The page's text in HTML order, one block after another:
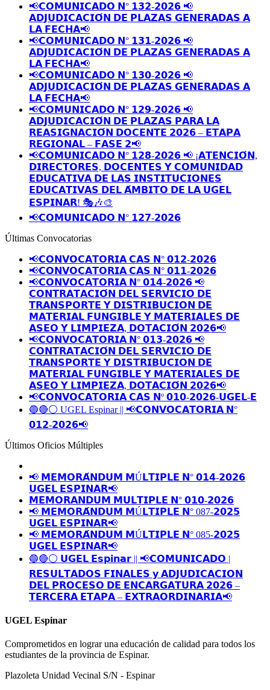
📢𝗖𝗢𝗠𝗨𝗡𝗜𝗖𝗔𝗗𝗢 𝗡° 𝟭𝟯𝟮-𝟮𝟬𝟮𝟲 📢
𝗔𝗗𝗝𝗨𝗗𝗜𝗖𝗔𝗖𝗜𝗢́𝗡 𝗗𝗘 𝗣𝗟𝗔𝗭𝗔𝗦 𝗚𝗘𝗡𝗘𝗥𝗔𝗗𝗔𝗦 𝗔
𝗟𝗔 𝗙𝗘𝗖𝗛𝗔📢
📢𝗖𝗢𝗠𝗨𝗡𝗜𝗖𝗔𝗗𝗢 𝗡° 𝟭𝟯𝟭-𝟮𝟬𝟮𝟲 📢
𝗔𝗗𝗝𝗨𝗗𝗜𝗖𝗔𝗖𝗜𝗢́𝗡 𝗗𝗘 𝗣𝗟𝗔𝗭𝗔𝗦 𝗚𝗘𝗡𝗘𝗥𝗔𝗗𝗔𝗦 𝗔
𝗟𝗔 𝗙𝗘𝗖𝗛𝗔📢
📢𝗖𝗢𝗠𝗨𝗡𝗜𝗖𝗔𝗗𝗢 𝗡° 𝟭𝟯𝟬-𝟮𝟬𝟮𝟲 📢
𝗔𝗗𝗝𝗨𝗗𝗜𝗖𝗔𝗖𝗜𝗢́𝗡 𝗗𝗘 𝗣𝗟𝗔𝗭𝗔𝗦 𝗚𝗘𝗡𝗘𝗥𝗔𝗗𝗔𝗦 𝗔
𝗟𝗔 𝗙𝗘𝗖𝗛𝗔📢
📢𝗖𝗢𝗠𝗨𝗡𝗜𝗖𝗔𝗗𝗢 𝗡° 𝟭𝟮𝟵-𝟮𝟬𝟮𝟲 📢
𝗔𝗗𝗝𝗨𝗗𝗜𝗖𝗔𝗖𝗜𝗢́𝗡 𝗗𝗘 𝗣𝗟𝗔𝗭𝗔𝗦 𝗣𝗔𝗥𝗔 𝗟𝗔
𝗥𝗘𝗔𝗦𝗜𝗚𝗡𝗔𝗖𝗜𝗢́𝗡 𝗗𝗢𝗖𝗘𝗡𝗧𝗘 𝟮𝟬𝟮𝟲 – 𝗘𝗧𝗔𝗣𝗔
𝗥𝗘𝗚𝗜𝗢𝗡𝗔𝗟 – 𝗙𝗔𝗦𝗘 𝟮📢
📢𝗖𝗢𝗠𝗨𝗡𝗜𝗖𝗔𝗗𝗢 𝗡° 𝟭𝟮𝟴-𝟮𝟬𝟮𝟲 📢 ¡𝗔𝗧𝗘𝗡𝗖𝗜𝗢́𝗡,
𝗗𝗜𝗥𝗘𝗖𝗧𝗢𝗥𝗘𝗦, 𝗗𝗢𝗖𝗘𝗡𝗧𝗘𝗦 𝗬 𝗖𝗢𝗠𝗨𝗡𝗜𝗗𝗔𝗗
𝗘𝗗𝗨𝗖𝗔𝗧𝗜𝗩𝗔 𝗗𝗘 𝗟𝗔𝗦 𝗜𝗡𝗦𝗧𝗜𝗧𝗨𝗖𝗜𝗢𝗡𝗘𝗦
𝗘𝗗𝗨𝗖𝗔𝗧𝗜𝗩𝗔𝗦 𝗗𝗘𝗟 𝗔́𝗠𝗕𝗜𝗧𝗢 𝗗𝗘 𝗟𝗔 𝗨𝗚𝗘𝗟
𝗘𝗦𝗣𝗜𝗡𝗔𝗥! 🎭🎶🎨
📢𝗖𝗢𝗠𝗨𝗡𝗜𝗖𝗔𝗗𝗢 𝗡° 𝟭𝟮𝟳-𝟮𝟬𝟮𝟲
Últimas Convocatorias
📢𝗖𝗢𝗡𝗩𝗢𝗖𝗔𝗧𝗢𝗥𝗜𝗔 𝗖𝗔𝗦 𝗡° 𝟬𝟭𝟮-𝟮𝟬𝟮𝟲
📢𝗖𝗢𝗡𝗩𝗢𝗖𝗔𝗧𝗢𝗥𝗜𝗔 𝗖𝗔𝗦 𝗡° 𝟬𝟭𝟭-𝟮𝟬𝟮𝟲
📢𝗖𝗢𝗡𝗩𝗢𝗖𝗔𝗧𝗢𝗥𝗜𝗔 𝗡° 𝟬𝟭𝟰-𝟮𝟬𝟮𝟲 📢
𝗖𝗢𝗡𝗧𝗥𝗔𝗧𝗔𝗖𝗜𝗢́𝗡 𝗗𝗘𝗟 𝗦𝗘𝗥𝗩𝗜𝗖𝗜𝗢 𝗗𝗘
𝗧𝗥𝗔𝗡𝗦𝗣𝗢𝗥𝗧𝗘 𝗬 𝗗𝗜𝗦𝗧𝗥𝗜𝗕𝗨𝗖𝗜𝗢𝗡 𝗗𝗘
𝗠𝗔𝗧𝗘𝗥𝗜𝗔𝗟 𝗙𝗨𝗡𝗚𝗜𝗕𝗟𝗘 𝗬 𝗠𝗔𝗧𝗘𝗥𝗜𝗔𝗟𝗘𝗦 𝗗𝗘
𝗔𝗦𝗘𝗢 𝗬 𝗟𝗜𝗠𝗣𝗜𝗘𝗭𝗔, 𝗗𝗢𝗧𝗔𝗖𝗜𝗢́𝗡 𝟮𝟬𝟮𝟲📢
📢𝗖𝗢𝗡𝗩𝗢𝗖𝗔𝗧𝗢𝗥𝗜𝗔 𝗡° 𝟬𝟭𝟯-𝟮𝟬𝟮𝟲 📢
𝗖𝗢𝗡𝗧𝗥𝗔𝗧𝗔𝗖𝗜𝗢́𝗡 𝗗𝗘𝗟 𝗦𝗘𝗥𝗩𝗜𝗖𝗜𝗢 𝗗𝗘
𝗧𝗥𝗔𝗡𝗦𝗣𝗢𝗥𝗧𝗘 𝗬 𝗗𝗜𝗦𝗧𝗥𝗜𝗕𝗨𝗖𝗜𝗢𝗡 𝗗𝗘
𝗠𝗔𝗧𝗘𝗥𝗜𝗔𝗟 𝗙𝗨𝗡𝗚𝗜𝗕𝗟𝗘 𝗬 𝗠𝗔𝗧𝗘𝗥𝗜𝗔𝗟𝗘𝗦 𝗗𝗘
𝗔𝗦𝗘𝗢 𝗬 𝗟𝗜𝗠𝗣𝗜𝗘𝗭𝗔, 𝗗𝗢𝗧𝗔𝗖𝗜𝗢́𝗡 𝟮𝟬𝟮𝟲📢
📢𝗖𝗢𝗡𝗩𝗢𝗖𝗔𝗧𝗢𝗥𝗜𝗔 𝗖𝗔𝗦 𝗡º 𝟬𝟭𝟬-𝟮𝟬𝟮𝟲-𝗨𝗚𝗘𝗟-𝗘
🔵🔴⚪️ UGEL Espinar || 📢𝗖𝗢𝗡𝗩𝗢𝗖𝗔𝗧𝗢𝗥𝗜𝗔 𝗡°
𝟬𝟭𝟮-𝟮𝟬𝟮𝟲📢
Últimos Oficios Múltiples
📢 𝗠𝗘𝗠𝗢𝗥𝗔́𝗡𝗗𝗨𝗠 𝗠Ú𝗟𝗧𝗜𝗣𝗟𝗘 𝗡° 𝟬𝟭𝟰-𝟮𝟬𝟮𝟲
𝗨𝗚𝗘𝗟 𝗘𝗦𝗣𝗜𝗡𝗔𝗥📢
𝗠𝗘𝗠𝗢𝗥𝗔𝗡𝗗𝗨𝗠 𝗠𝗨𝗟𝗧𝗜𝗣𝗟𝗘 𝗡° 𝟬𝟭𝟬-𝟮𝟬𝟮𝟲
📢 𝗠𝗘𝗠𝗢𝗥𝗔́𝗡𝗗𝗨𝗠 𝗠Ú𝗟𝗧𝗜𝗣𝗟𝗘 𝗡° 087-𝟮𝟬𝟮𝟱
𝗨𝗚𝗘𝗟 𝗘𝗦𝗣𝗜𝗡𝗔𝗥📢
📢 𝗠𝗘𝗠𝗢𝗥𝗔́𝗡𝗗𝗨𝗠 𝗠Ú𝗟𝗧𝗜𝗣𝗟𝗘 𝗡° 085-𝟮𝟬𝟮𝟱
𝗨𝗚𝗘𝗟 𝗘𝗦𝗣𝗜𝗡𝗔𝗥📢
🔵🔴⚪️ 𝗨𝗚𝗘𝗟 𝗘𝘀𝗽𝗶𝗻𝗮𝗿 || 📢𝗖𝗢𝗠𝗨𝗡𝗜𝗖𝗔𝗗𝗢 |
𝗥𝗘𝗦𝗨𝗟𝗧𝗔𝗗𝗢𝗦 𝗙𝗜𝗡𝗔𝗟𝗘𝗦 𝘆 𝗔𝗗𝗝𝗨𝗗𝗜𝗖𝗔𝗖𝗜𝗢𝗡
𝗗𝗘𝗟 𝗣𝗥𝗢𝗖𝗘𝗦𝗢 𝗗𝗘 𝗘𝗡𝗖𝗔𝗥𝗚𝗔𝗧𝗨𝗥𝗔 𝟮𝟬𝟮𝟲 –
𝗧𝗘𝗥𝗖𝗘𝗥𝗔 𝗘𝗧𝗔𝗣𝗔 – 𝗘𝗫𝗧𝗥𝗔𝗢𝗥𝗗𝗜𝗡𝗔𝗥𝗜𝗔📢
UGEL Espinar
Comprometidos en lograr una educación de calidad para todos los
estudiantes de la provincia de Espinar.
Plazoleta Unidad Vecinal S/N - Espinar